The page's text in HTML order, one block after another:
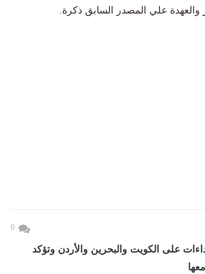
علي المصدر السابق ذكرة.
0
على الكويت والبحرين والأردن وتؤكد